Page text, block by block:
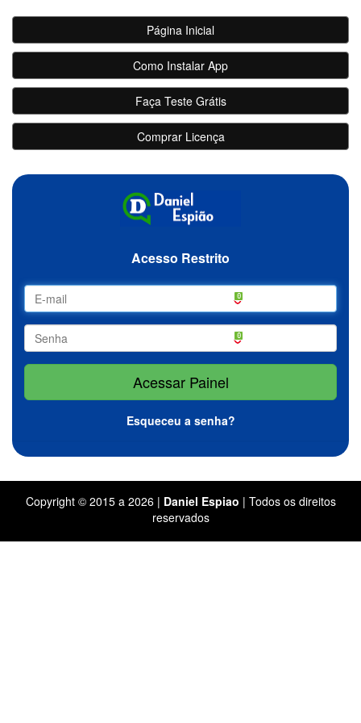
Página Inicial
Como Instalar App
Faça Teste Grátis
Comprar Licença
Acesso Restrito
0
0
Esqueceu a senha?
Copyright © 2015 a 2026 | Daniel Espiao | Todos os direitos
reservados